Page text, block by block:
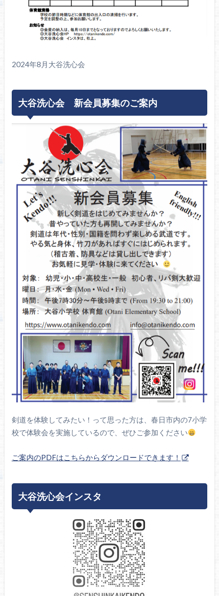
2024年8月大谷洗心会
大谷洗心会 新会員募集のご案内
剣道を体験してみたい！って思った方は、春日市内の7小学
校で体験会を実施しているので、ぜひご参加ください
ご案内のPDFはこちらからダウンロードできます！
大谷洗心会インスタ